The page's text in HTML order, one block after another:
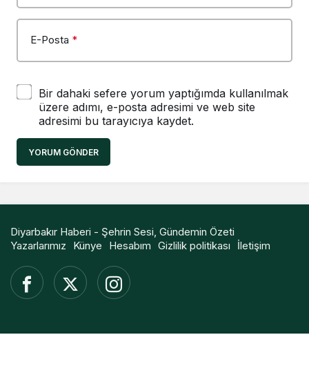
E-Posta *
Bir dahaki sefere yorum yaptığımda kullanılmak
üzere adımı, e-posta adresimi ve web site
adresimi bu tarayıcıya kaydet.
YORUM GÖNDER
Diyarbakır Haberi - Şehrin Sesi, Gündemin Özeti
Yazarlarımız
Künye Hesabım Gizlilik politikası İletişim